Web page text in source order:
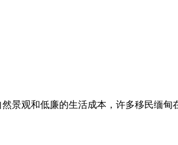
景观和低廉的生活成本，许多移民缅甸